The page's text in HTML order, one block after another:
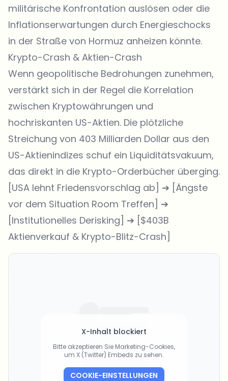
militärische Konfrontation auslösen oder die
Inflationserwartungen durch Energieschocks
in der Straße von Hormuz anheizen könnte.
Krypto-Crash & Aktien-Crash
Wenn geopolitische Bedrohungen zunehmen,
verstärkt sich in der Regel die Korrelation
zwischen Kryptowährungen und
hochriskanten US-Aktien. Die plötzliche
Streichung von 403 Milliarden Dollar aus den
US-Aktienindizes schuf ein Liquiditätsvakuum,
das direkt in die Krypto-Orderbücher überging.
[USA lehnt Friedensvorschlag ab] ➔ [Ängste
vor dem Situation Room Treffen] ➔
[Institutionelles Derisking] ➔ [$403B
Aktienverkauf & Krypto-Blitz-Crash]
X-Inhalt blockiert
Bitte akzeptieren Sie Marketing-Cookies,
um X (Twitter) Embeds zu sehen.
COOKIE-EINSTELLUNGEN